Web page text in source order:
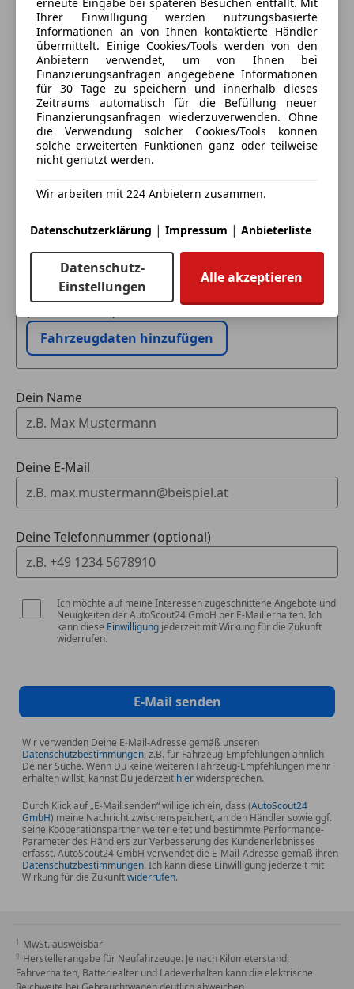
Anbieter kontaktieren
Deine Nachricht
Eintauschwagen: Kaufen und verkaufen in nur einem
Schritt
Ich möchte mein Auto in Zahlung geben
Fahrzeugdaten hinzufügen
Dein Name
Deine E-Mail
Deine Telefonnummer (optional)
Ich möchte auf meine Interessen zugeschnittene Angebote und
Neuigkeiten der AutoScout24 GmbH per E-Mail erhalten. Ich
kann diese Einwilligung jederzeit mit Wirkung für die Zukunft
widerrufen.
E-Mail senden
Wir verwenden Deine E-Mail-Adresse gemäß unseren
Datenschutzbestimmungen, z.B. für Fahrzeug-Empfehlungen ähnlich
Deiner Suche. Wenn Du keine weiteren Fahrzeug-Empfehlungen mehr
erhalten willst, kannst Du jederzeit hierwidersprechen.
Durch Klick auf „E-Mail senden“ willige ich ein, dass (AutoScout24
GmbH) meine Nachricht zwischenspeichert, an den Händler sowie ggf.
seine Kooperationspartner weiterleitet und bestimmte Performance-
Parameter des Händlers zur Verbesserung des Kundenerlebnisses
erfasst. AutoScout24 GmbH verwendet die E-Mail-Adresse gemäß ihren
Datenschutzbestimmungen. Ich kann diese Einwilligung jederzeit mit
Wirkung für die Zukunftwiderrufen.
MwSt. ausweisbar
Herstellerangabe für Neufahrzeuge. Je nach Kilometerstand,
Fahrverhalten, Batteriealter und Ladeverhalten kann die elektrische
Ihrer Einwilligung werden nutzungsbasierte
Informationen an von Ihnen kontaktierte Händler
übermittelt. Einige Cookies/Tools werden von den
Anbietern verwendet, um von Ihnen bei
Finanzierungsanfragen angegebene Informationen
für 30 Tage zu speichern und innerhalb dieses
Zeitraums automatisch für die Befüllung neuer
Finanzierungsanfragen wiederzuverwenden. Ohne
die Verwendung solcher Cookies/Tools können
solche erweiterten Funktionen ganz oder teilweise
nicht genutzt werden.
Wir arbeiten mit 224 Anbietern zusammen.
Datenschutzerklärung | Impressum | Anbieterliste
Datenschutz-
Einstellungen
Alle akzeptieren